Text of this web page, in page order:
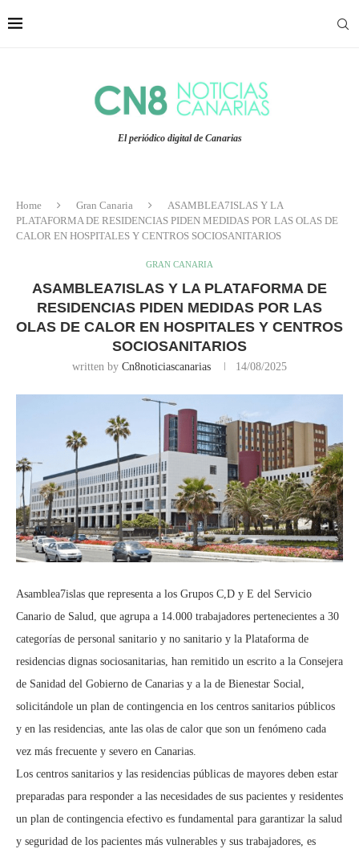
El periódico digital de Canarias
Home Gran Canaria
ASAMBLEA7ISLAS Y LA
PLATAFORMA DE RESIDENCIAS PIDEN MEDIDAS POR LAS OLAS DE
CALOR EN HOSPITALES Y CENTROS SOCIOSANITARIOS
GRAN CANARIA
ASAMBLEA7ISLAS Y LA PLATAFORMA DE
RESIDENCIAS PIDEN MEDIDAS POR LAS
OLAS DE CALOR EN HOSPITALES Y CENTROS
SOCIOSANITARIOS
written by Cn8noticiascanarias 14/08/2025
Asamblea7islas que representa a los Grupos C,D y E del Servicio
Canario de Salud, que agrupa a 14.000 trabajadores pertenecientes a 30
categorías de personal sanitario y no sanitario y la Plataforma de
residencias dignas sociosanitarias, han remitido un escrito a la Consejera
de Sanidad del Gobierno de Canarias y a la de Bienestar Social,
solicitándole un plan de contingencia en los centros sanitarios públicos
y en las residencias, ante las olas de calor que son un fenómeno cada
vez más frecuente y severo en Canarias.
Los centros sanitarios y las residencias públicas de mayores deben estar
preparadas para responder a las necesidades de sus pacientes y residentes
un plan de contingencia efectivo es fundamental para garantizar la salud
y seguridad de los pacientes más vulnerables y sus trabajadores, es